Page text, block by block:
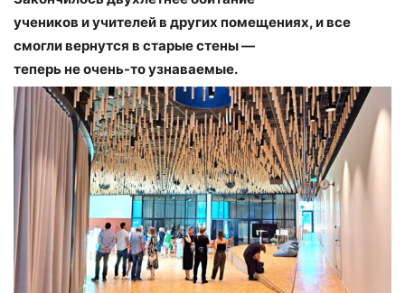
учеников и учителей в других помещениях, и все
смогли вернутся в старые стены —
теперь не очень-то узнаваемые.